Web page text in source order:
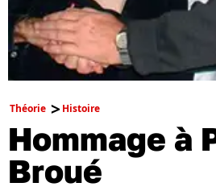
Théorie Histoire
Hommage à
Broué